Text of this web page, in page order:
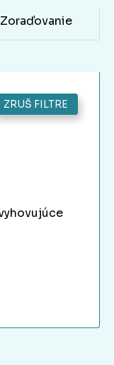
Zoraďovanie
ZRUŠ FILTRE